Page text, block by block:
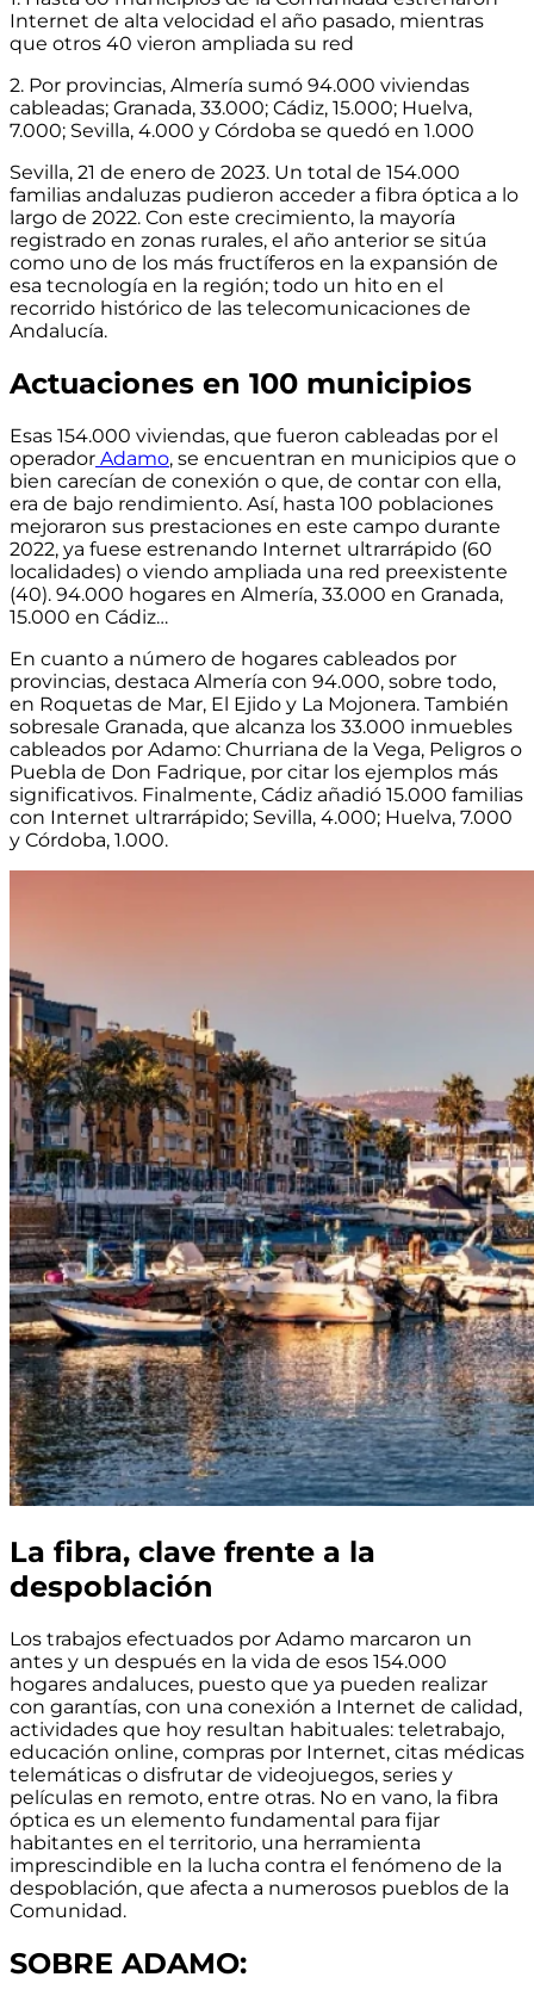
Internet de alta velocidad el año pasado, mientras
que otros 40 vieron ampliada su red
2. Por provincias, Almería sumó 94.000 viviendas
cableadas; Granada, 33.000; Cádiz, 15.000; Huelva,
7.000; Sevilla, 4.000 y Córdoba se quedó en 1.000
Sevilla, 21 de enero de 2023. Un total de 154.000
familias andaluzas pudieron acceder a fibra óptica a lo
largo de 2022. Con este crecimiento, la mayoría
registrado en zonas rurales, el año anterior se sitúa
como uno de los más fructíferos en la expansión de
esa tecnología en la región; todo un hito en el
recorrido histórico de las telecomunicaciones de
Andalucía.
Actuaciones en 100 municipios
Esas 154.000 viviendas, que fueron cableadas por el
operador Adamo, se encuentran en municipios que o
bien carecían de conexión o que, de contar con ella,
era de bajo rendimiento. Así, hasta 100 poblaciones
mejoraron sus prestaciones en este campo durante
2022, ya fuese estrenando Internet ultrarrápido (60
localidades) o viendo ampliada una red preexistente
(40). 94.000 hogares en Almería, 33.000 en Granada,
15.000 en Cádiz…
En cuanto a número de hogares cableados por
provincias, destaca Almería con 94.000, sobre todo,
en Roquetas de Mar, El Ejido y La Mojonera. También
sobresale Granada, que alcanza los 33.000 inmuebles
cableados por Adamo: Churriana de la Vega, Peligros o
Puebla de Don Fadrique, por citar los ejemplos más
significativos. Finalmente, Cádiz añadió 15.000 familias
con Internet ultrarrápido; Sevilla, 4.000; Huelva, 7.000
y Córdoba, 1.000.
La fibra, clave frente a la
despoblación
Los trabajos efectuados por Adamo marcaron un
antes y un después en la vida de esos 154.000
hogares andaluces, puesto que ya pueden realizar
con garantías, con una conexión a Internet de calidad,
actividades que hoy resultan habituales: teletrabajo,
educación online, compras por Internet, citas médicas
telemáticas o disfrutar de videojuegos, series y
películas en remoto, entre otras. No en vano, la fibra
óptica es un elemento fundamental para fijar
habitantes en el territorio, una herramienta
imprescindible en la lucha contra el fenómeno de la
despoblación, que afecta a numerosos pueblos de la
Comunidad.
SOBRE ADAMO: